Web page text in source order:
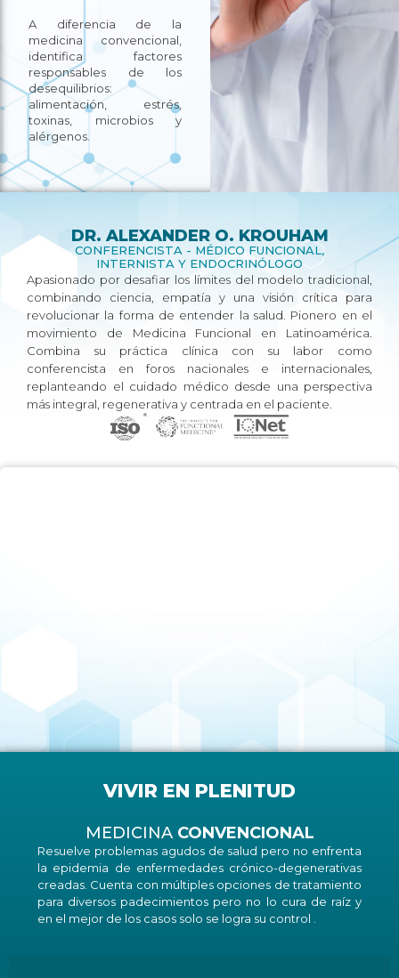
A diferencia de la
medicina convencional,
identifica factores
responsables de los
desequilibrios:
alimentación, estrés,
toxinas, microbios y
alérgenos.
DR. ALEXANDER O. KROUHAM
CONFERENCISTA - MÉDICO FUNCIONAL,
INTERNISTA Y ENDOCRINÓLOGO
Apasionado por desafiar los límites del modelo tradicional,
combinando ciencia, empatía y una visión crítica para
revolucionar la forma de entender la salud. Pionero en el
movimiento de Medicina Funcional en Latinoamérica.
Combina su práctica clínica con su labor como
conferencista en foros nacionales e internacionales,
replanteando el cuidado médico desde una perspectiva
más integral, regenerativa y centrada en el paciente.
VIVIR EN PLENITUD
MEDICINA CONVENCIONAL
Resuelve problemas agudos de salud pero no enfrenta
la epidemia de enfermedades crónico-degenerativas
creadas. Cuenta con múltiples opciones de tratamiento
para diversos padecimientos pero no lo cura de raíz y
en el mejor de los casos solo se logra su control .